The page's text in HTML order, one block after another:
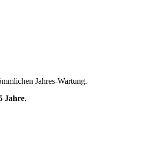
Jahres-Wartung.
Jahre.